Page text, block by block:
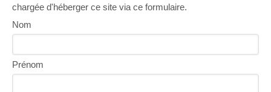
chargée d'héberger ce site via ce formulaire.
Nom
Prénom